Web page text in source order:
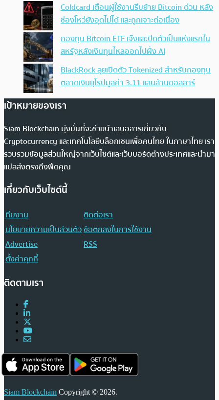
Coldcard เตือนผู้ใช้งานรีบย้าย Bitcoin ด่วน หลัง
ช่องโหว่ยังอุดไม่ได้ และถูกเจาะต่อเนื่อง
กองทุน Bitcoin ETF เจ๊งและปิดตัวเป็นแห่งแรกใน
สหรัฐหลังเงินทุนไหลออกไปฝั่ง AI
BlackRock ลุยเปิดตัว Tokenized สำหรับกองทุน
ตลาดเงินยุโรปมูลค่า 3.11 แสนล้านดอลลาร์
เป้าหมายของเรา
Siam Blockchain มุ่งมั่นที่จะช่วยนำเสนอสารเกี่ยวกับ
Cryptocurrency และเทคโนโลยีบล็อกเชนเพื่อคนไทย ในภาษาไทย เรา
รวบรวมข้อมูลส่วนใหญ่จากเว็บไซต์และเว็บบอร์ดต่างประเทศและนำมา
แปลส่งตรงถึงฟีดคุณ
เกี่ยวกับเว็บไซต์นี้
ทีมงาน
ติดต่อเรา
นโยบายความเป็นส่วนตัวข้อตกลงในการใช้งาน
Advertise
RSS
ตั้งค่าคุกกี้
ติดตามเรา
Siam Blockchain Copyright © 2026.